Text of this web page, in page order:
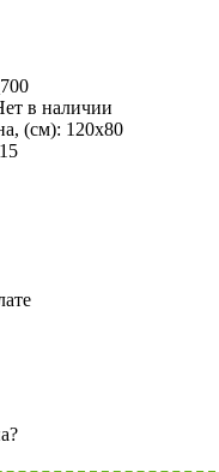
в наличии
(см): 120x80
?